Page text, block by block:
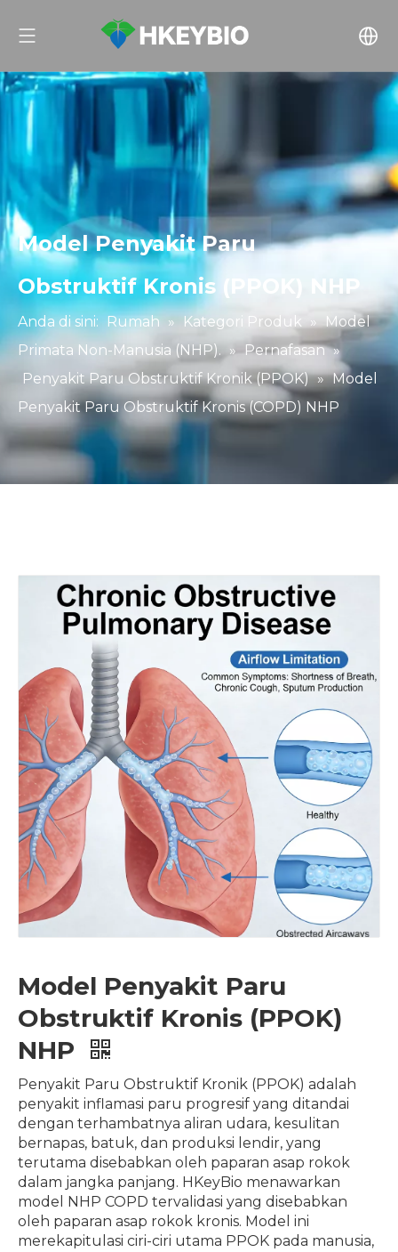
Model Penyakit Paru
Obstruktif Kronis (PPOK) NHP
Anda di sini: Rumah » Kategori Produk » Model
Primata Non-Manusia (NHP). » Pernafasan »
Penyakit Paru Obstruktif Kronik (PPOK) » Model
Penyakit Paru Obstruktif Kronis (COPD) NHP
Model Penyakit Paru
Obstruktif Kronis (PPOK)
NHP
Penyakit Paru Obstruktif Kronik (PPOK) adalah
penyakit inflamasi paru progresif yang ditandai
dengan terhambatnya aliran udara, kesulitan
bernapas, batuk, dan produksi lendir, yang
terutama disebabkan oleh paparan asap rokok
dalam jangka panjang. HKeyBio menawarkan
model NHP COPD tervalidasi yang disebabkan
oleh paparan asap rokok kronis. Model ini
merekapitulasi ciri-ciri utama PPOK pada manusia,